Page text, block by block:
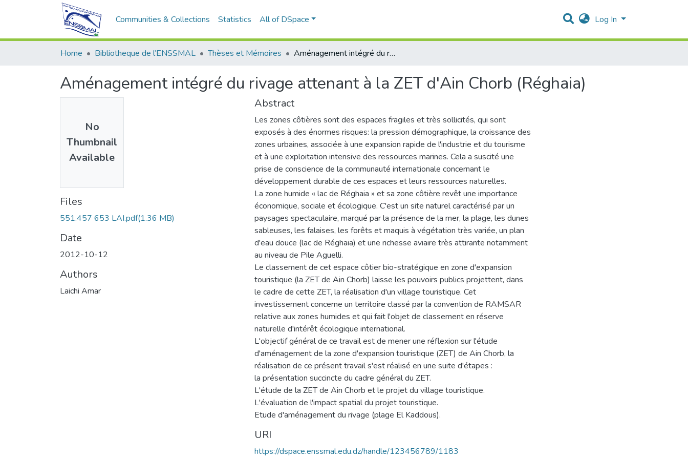
Communities & Collections Statistics All of DSpace Log In
Home Bibliotheque de l’ENSSMAL Thèses et Mémoires Aménagement intégré du rivage attenant à la ZET d'Ain Chorb (Réghaia)
Aménagement intégré du rivage attenant à la ZET d'Ain Chorb (Réghaia)
No
Thumbnail
Available
Files
551.457 653 LAI.pdf(1.36 MB)
Date
2012-10-12
Authors
Laichi Amar
Abstract
Les zones côtières sont des espaces fragiles et très sollicités, qui sont
exposés à des énormes risques: la pression démographique, la croissance des
zones urbaines, associée à une expansion rapide de l'industrie et du tourisme
et à une exploitation intensive des ressources marines. Cela a suscité une
prise de conscience de la communauté internationale concernant le
développement durable de ces espaces et leurs ressources naturelles.
La zone humide « lac de Réghaia » et sa zone côtière revêt une importance
économique, sociale et écologique. C'est un site naturel caractérisé par un
paysages spectaculaire, marqué par la présence de la mer, la plage, les dunes
sableuses, les falaises, les forêts et maquis à végétation très variée, un plan
d'eau douce (lac de Réghaia) et une richesse aviaire très attirante notamment
au niveau de Pile Aguelli.
Le classement de cet espace côtier bio-stratégique en zone d'expansion
touristique (la ZET de Ain Chorb) laisse les pouvoirs publics projettent, dans
le cadre de cette ZET, la réalisation d'un village touristique. Cet
investissement concerne un territoire classé par la convention de RAMSAR
relative aux zones humides et qui fait l'objet de classement en réserve
naturelle d'intérêt écologique international.
L'objectif général de ce travail est de mener une réflexion sur l'étude
d'aménagement de la zone d'expansion touristique (ZET) de Ain Chorb, la
réalisation de ce présent travail s'est réalisé en une suite d'étapes :
la présentation succincte du cadre général du ZET.
L'étude de la ZET de Ain Chorb et le projet du village touristique.
L'évaluation de l'impact spatial du projet touristique.
Etude d'aménagement du rivage (plage El Kaddous).
URI
https://dspace.enssmal.edu.dz/handle/123456789/1183